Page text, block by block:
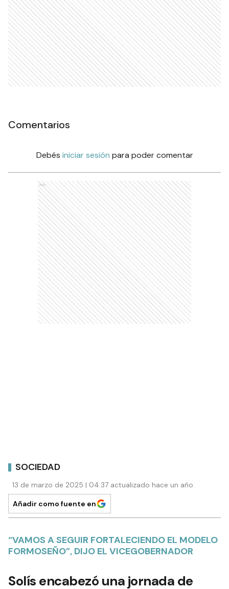
Comentarios
Debés iniciar sesión para poder comentar
Ads
SOCIEDAD
13 de marzo de 2025 | 04:37 actualizado hace un año
Añadir como fuente en
“VAMOS A SEGUIR FORTALECIENDO EL MODELO
FORMOSEÑO”, DIJO EL VICEGOBERNADOR
Solís encabezó una jornada de